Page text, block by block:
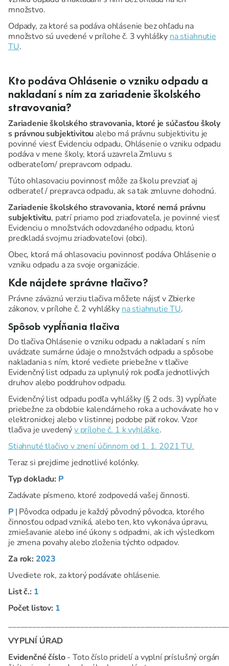
množstvo.
Odpady, za ktoré sa podáva ohlásenie bez ohľadu na
množstvo sú uvedené v prílohe č. 3 vyhlášky na stiahnutie
TU.
Kto podáva Ohlásenie o vzniku odpadu a
nakladaní s ním za zariadenie školského
stravovania?
Zariadenie školského stravovania, ktoré je súčasťou školy
s právnou subjektivitou alebo má právnu subjektivitu je
povinné viesť Evidenciu odpadu, Ohlásenie o vzniku odpadu
podáva v mene školy, ktorá uzavrela Zmluvu s
odberateľom/ prepravcom odpadu.
Túto ohlasovaciu povinnosť môže za školu prevziať aj
odberateľ / prepravca odpadu, ak sa tak zmluvne dohodnú.
Zariadenie školského stravovania, ktoré nemá právnu
subjektivitu, patrí priamo pod zriaďovateľa, je povinné viesť
Evidenciu o množstvách odovzdaného odpadu, ktorú
predkladá svojmu zriaďovateľovi (obci).
Obec, ktorá má ohlasovaciu povinnosť podáva Ohlásenie o
vzniku odpadu a za svoje organizácie.
Kde nájdete správne tlačivo?
Právne záväznú verziu tlačiva môžete nájsť v Zbierke
zákonov, v prílohe č. 2 vyhlášky na stiahnutie TU.
Spôsob vypĺňania tlačiva
Do tlačiva Ohlásenie o vzniku odpadu a nakladaní s ním
uvádzate sumárne údaje o množstvách odpadu a spôsobe
nakladania s ním, ktoré vediete priebežne v tlačive
Evidenčný list odpadu za uplynulý rok podľa jednotlivých
druhov alebo poddruhov odpadu.
Evidenčný list odpadu podľa vyhlášky (§ 2 ods. 3) vypĺňate
priebežne za obdobie kalendárneho roka a uchovávate ho v
elektronickej alebo v listinnej podobe päť rokov. Vzor
tlačiva je uvedenýv prílohe č. 1 k vyhláške.
Stiahnuté tlačivo v znení účinnom od 1. 1. 2021 TU.
Teraz si prejdime jednotlivé kolónky.
Typ dokladu: P
Zadávate písmeno, ktoré zodpovedá vašej činnosti.
P| Pôvodca odpadu je každý pôvodný pôvodca, ktorého
činnosťou odpad vzniká, alebo ten, kto vykonáva úpravu,
zmiešavanie alebo iné úkony s odpadmi, ak ich výsledkom
je zmena povahy alebo zloženia týchto odpadov.
Za rok: 2023
Uvediete rok, za ktorý podávate ohlásenie.
List č.: 1
Počet listov: 1
VYPLNÍ ÚRAD
Evidenčné číslo- Toto číslo pridelí a vyplní príslušný orgán